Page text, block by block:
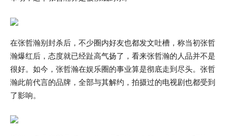
在张哲瀚别封杀后，不少圈内好友也都发文吐槽，称当初张哲
瀚爆红后，态度就已经趾高气扬了，看来张哲瀚的人品并不是
很好。如今，张哲瀚在娱乐圈的事业算是彻底走到尽头。张哲
瀚此前代言的品牌，全部与其解约，拍摄过的电视剧也都受到
了影响。